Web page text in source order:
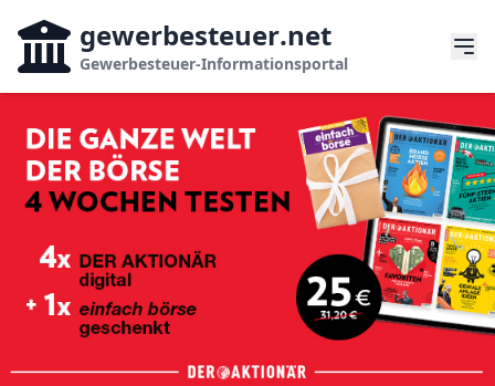
gewerbesteuer.net
Gewerbesteuer-Informationsportal